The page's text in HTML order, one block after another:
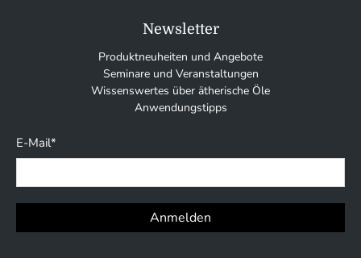
Newsletter
Produktneuheiten und Angebote
Seminare und Veranstaltungen
Wissenswertes über ätherische Öle
Anwendungstipps
E-Mail*
Anmelden